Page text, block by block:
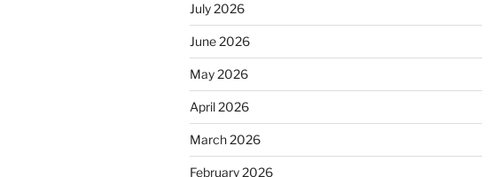
July 2026
June 2026
May 2026
April 2026
March 2026
February 2026